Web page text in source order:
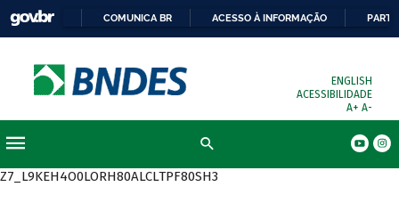
COMUNICA BR ACESSO À INFORMAÇÃO
ENGLISH
ACESSIBILIDADE
A+ A-
Z7_L9KEH4O0LORH80ALCLTPF80SH3